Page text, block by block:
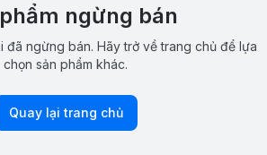
ngừng bán
đã ngừng bán. Hãy trở về trang chủ để lựa
chọn sản phẩm khác.
Quay lại trang chủ